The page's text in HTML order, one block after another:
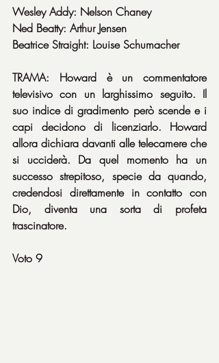
Wesley Addy: Nelson Chaney
Ned Beatty: Arthur Jensen
Beatrice Straight: Louise Schumacher
TRAMA: Howard è un commentatore
televisivo con un larghissimo seguito. Il
suo indice di gradimento però scende e i
capi decidono di licenziarlo. Howard
allora dichiara davanti alle telecamere che
si ucciderà. Da quel momento ha un
successo strepitoso, specie da quando,
credendosi direttamente in contatto con
Dio, diventa una sorta di profeta
trascinatore.
Voto 9